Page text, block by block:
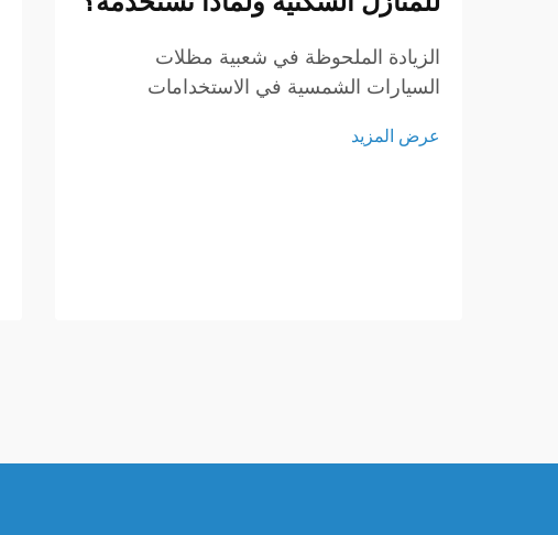
الزيادة الملحوظة في شعبية مظلات
السيارات الشمسية في الاستخدامات
لخفض تكاليف الطاقة والتحول إلى نمط حياة
عرض المزيد